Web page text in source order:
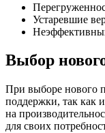
Устаревшие
Выбор
При выборе нового
поддержки, так как
на
для своих